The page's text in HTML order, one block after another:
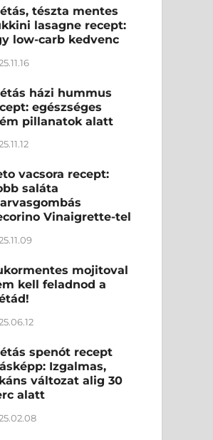
tészta mentes
lasagne recept:
low-carb kedvenc
házi hummus
egészséges
pillanatok alatt
vacsora recept:
saláta
Vinaigrette-tel
mojitoval
kell feladnod a
spenót recept
Izgalmas,
változat alig 30
alatt